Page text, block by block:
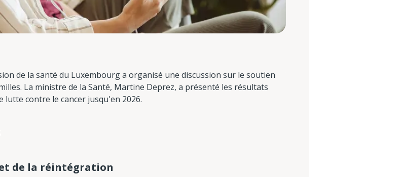
de la santé du Luxembourg a organisé une discussion sur le soutien
La ministre de la Santé, Martine Deprez, a présenté les résultats
lutte contre le cancer jusqu'en 2026.
de la réintégration